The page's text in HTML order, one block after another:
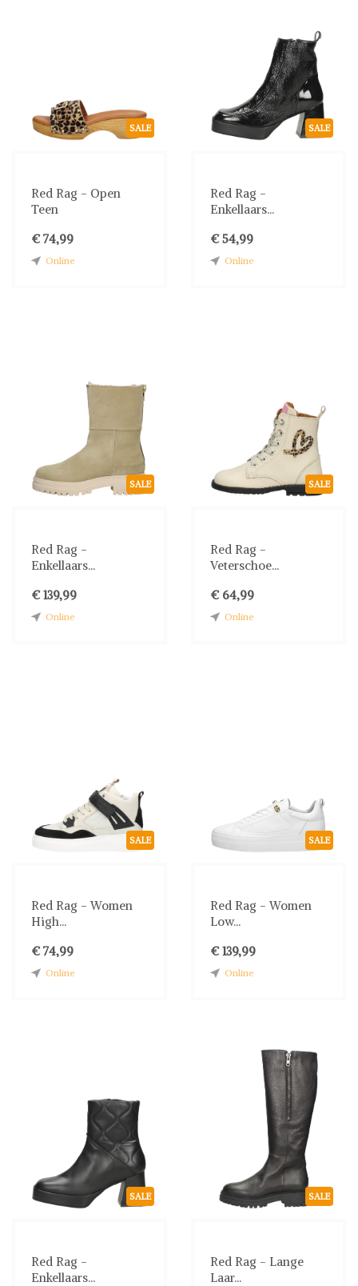
SALE
Red Rag - Open
Teen
€ 74,99
Online
SALE
Red Rag -
Enkellaars...
€ 54,99
Online
SALE
Red Rag -
Enkellaars...
€ 139,99
Online
SALE
Red Rag -
Veterschoe...
€ 64,99
Online
SALE
Red Rag - Women
High...
€ 74,99
Online
SALE
Red Rag - Women
Low...
€ 139,99
Online
SALE
Red Rag -
Enkellaars...
SALE
Red Rag - Lange
Laar...